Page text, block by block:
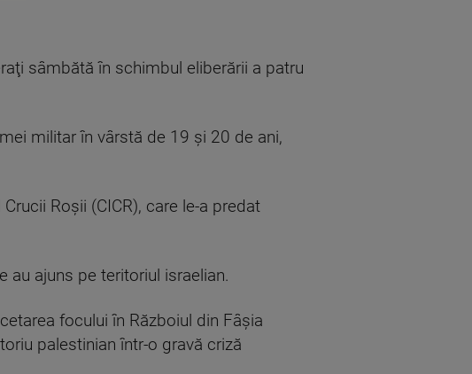
sâmbătă în schimbul eliberării a patru
militar în vârstă de 19 şi 20 de ani,
Roşii (CICR), care le-a predat
au ajuns pe teritoriul israelian.
focului în Războiul din Fâşia
palestinian într-o gravă criză